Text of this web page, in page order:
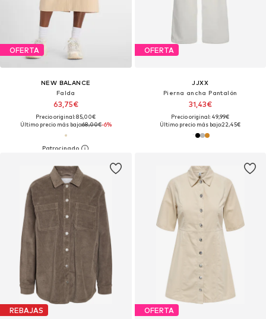
OFERTA
NEW BALANCE
Falda
63,75€
Precio original: 85,00€
Último precio más bajo:68,00€-6%
OFERTA
JJXX
Pierna ancha Pantalón
31,43€
Precio original: 49,99€
Último precio más bajo:22,45€
REBAJAS OFERTA